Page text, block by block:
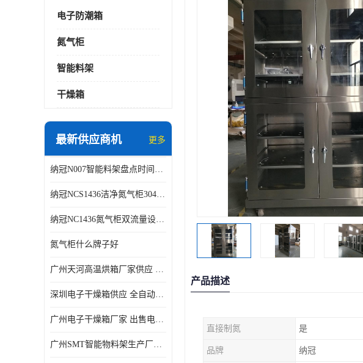
电子防潮箱
氮气柜
智能料架
干燥箱
最新供应商机 更多
纳冠N007智能料架盘点时间可从2天减少到约2个小时
纳冠NCS1436洁净氮气柜304不锈钢洁净车间用
纳冠NC1436氮气柜双流量设计节约氮气
氮气柜什么牌子好
广州天河高温烘箱厂家供应 智能高温烘箱非标定制价格
深圳电子干燥箱供应 全自动恒温干燥箱厂家批发
广州电子干燥箱厂家 出售电子干燥箱优惠供应价格
广州SMT智能物料架生产厂家 智能物料架设计定制
产品描述
直接制氮 是
品牌 纳冠